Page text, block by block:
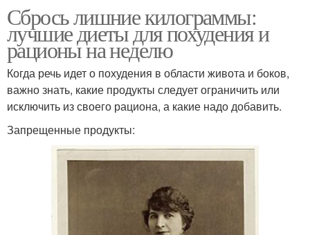
Сбрось лишние килограммы:
лучшие диеты для похудения и
рационы на неделю
Когда речь идет о похудения в области живота и боков,
важно знать, какие продукты следует ограничить или
исключить из своего рациона, а какие надо добавить.
Запрещенные продукты: